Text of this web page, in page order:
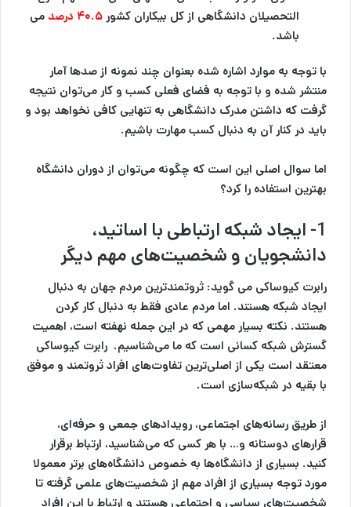
التحصیلان دانشگاهی از کل بیکاران کشور ۴۰.۵ درصد
می
باشد.
با توجه به موارد اشاره شده بعنوان چند نمونه از صدها آمار
منتشر شده و با توجه به فضای فعلی کسب و کار می‌توان نتیجه
گرفت که داشتن مدرک دانشگاهی به تنهایی کافی نخواهد بود و
باید در کنار آن به دنبال کسب مهارت باشیم.
اما سوال اصلی این است که چگونه می‌توان از دوران دانشگاه
بهترین استفاده را کرد؟
1- ایجاد شبکه ارتباطی با اساتید،
دانشجویان و شخصیت‌های مهم دیگر
رابرت کیوساکی می گوید: ثروتمندترین مردم جهان به دنبال
ایجاد شبکه هستند. اما مردم عادی فقط به دنبال کار کردن
هستند. نکته بسیار مهمی که در این جمله نهفته است، اهمیت
گسترش شبکه کسانی است که ما می‌شناسیم. رابرت کیوساکی
معتقد است یکی از اصلی‌ترین تفاوت‌های افراد ثروتمند و موفق
با بقیه در شبکه‌سازی است.
از طریق رسانه‌های اجتماعی، رویدادهای جمعی و حرفه‌ای،
قرارهای دوستانه و… با هر کسی که می‌شناسید، ارتباط برقرار
کنید. بسیاری از دانشگاه‌ها به خصوص دانشگاه‌های برتر معمولا
مورد توجه بسیاری از افراد مهم از شخصیت‌های علمی گرفته تا
شخصیت‌های سیاسی و اجتماعی هستند و ارتباط با این افراد